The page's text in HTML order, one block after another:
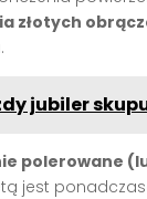
złotych
jubiler
polerowane
jest